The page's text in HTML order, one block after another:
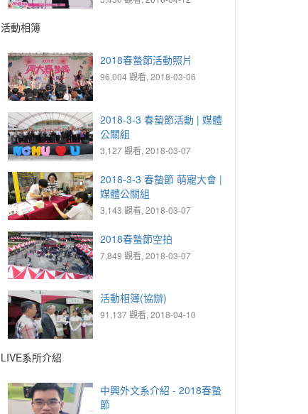
活動相簿
2018春蟄節活動照片
96,004 觀看, 2018-03-06
2018-3-3 春蟄節活動 | 媒體
公關組
3,127 觀看, 2018-03-07
2018-3-3 春蟄節 萌寵大會 |
媒體公關組
3,143 觀看, 2018-03-07
2018春蟄節空拍
7,849 觀看, 2018-03-07
活動相簿(協辦)
91,137 觀看, 2018-04-10
LIVE系所介紹
中興外文系介紹 - 2018春蟄
節